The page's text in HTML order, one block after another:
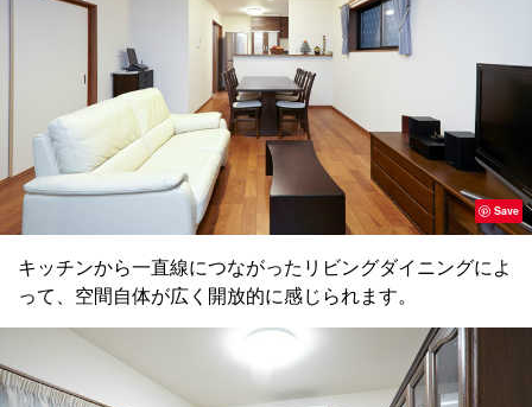
Save
キッチンから一直線につながったリビングダイニングによ
って、空間自体が広く開放的に感じられます。